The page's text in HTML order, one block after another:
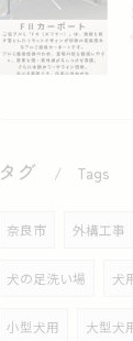
タグ Tags
奈良市 外構工事
犬の足洗い場 犬
小型犬用 大型犬